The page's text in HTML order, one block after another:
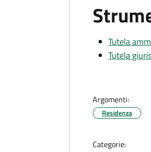
Tutela
Tutela
Argomenti:
Residenza
Categorie: